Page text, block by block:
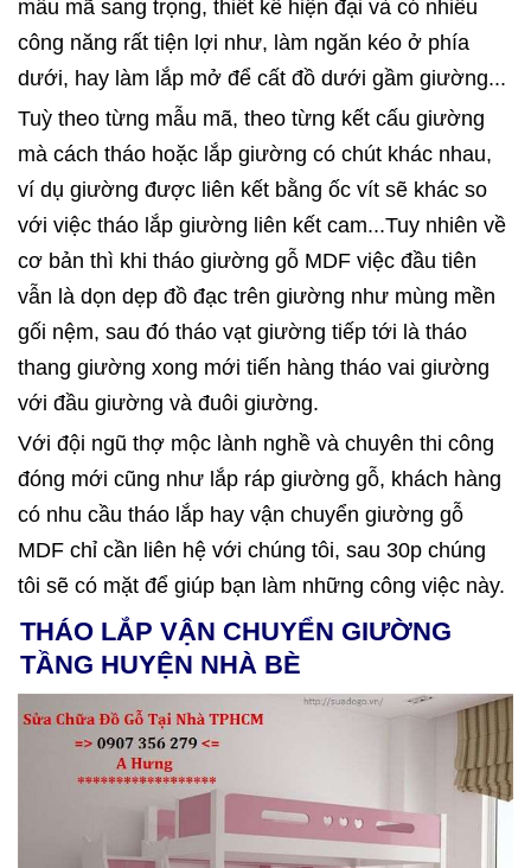
mẫu mã sang trọng, thiết kế hiện đại và có nhiều
công năng rất tiện lợi như, làm ngăn kéo ở phía
dưới, hay làm lắp mở để cất đồ dưới gầm giường...
Tuỳ theo từng mẫu mã, theo từng kết cấu giường
mà cách tháo hoặc lắp giường có chút khác nhau,
ví dụ giường được liên kết bằng ốc vít sẽ khác so
với việc tháo lắp giường liên kết cam...Tuy nhiên về
cơ bản thì khi tháo giường gỗ MDF việc đầu tiên
vẫn là dọn dẹp đồ đạc trên giường như mùng mền
gối nệm, sau đó tháo vạt giường tiếp tới là tháo
thang giường xong mới tiến hàng tháo vai giường
với đầu giường và đuôi giường.
Với đội ngũ thợ mộc lành nghề và chuyên thi công
đóng mới cũng như lắp ráp giường gỗ, khách hàng
có nhu cầu tháo lắp hay vận chuyển giường gỗ
MDF chỉ cần liên hệ với chúng tôi, sau 30p chúng
tôi sẽ có mặt để giúp bạn làm những công việc này.
THÁO LẮP VẬN CHUYỂN GIƯỜNG
TẦNG HUYỆN NHÀ BÈ